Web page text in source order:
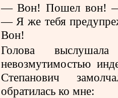
— Вон! Пошел вон! —
— Я же тебя
Вон!
Голова
невозмутимостью
Степанович
обратилась ко мне: